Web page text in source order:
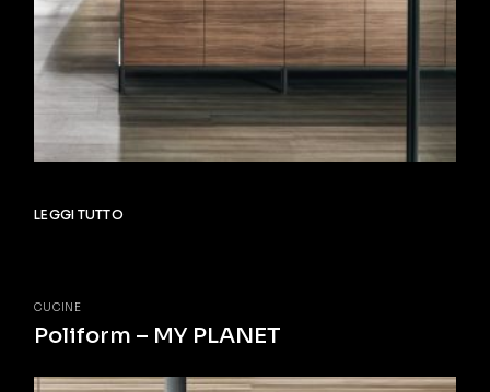
LEGGI TUTTO
CUCINE
Poliform – MY PLANET